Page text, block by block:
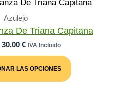
Azulejo
De Triana Capitana
30,00 €Rango
Desde
12,00 €
IVA Incluido
LAS OPCIONES
Producto
Tiene